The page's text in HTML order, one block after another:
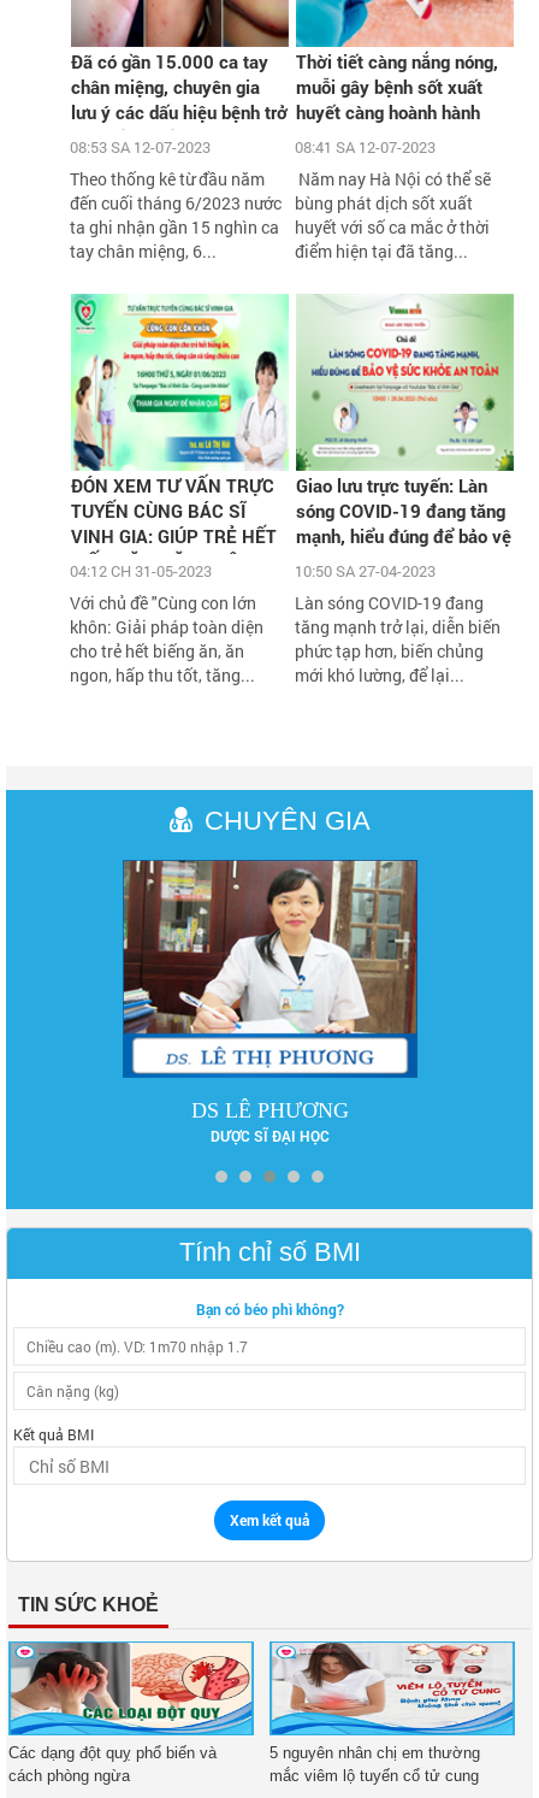
Đã có gần 15.000 ca tay
chân miệng, chuyên gia
lưu ý các dấu hiệu bệnh trở
nặng cần biết
08:53 SA 12-07-2023
Theo thống kê từ đầu năm
đến cuối tháng 6/2023 nước
ta ghi nhận gần 15 nghìn ca
tay chân miệng, 6...
Thời tiết càng nắng nóng,
muỗi gây bệnh sốt xuất
huyết càng hoành hành
08:41 SA 12-07-2023
Năm nay Hà Nội có thể sẽ
bùng phát dịch sốt xuất
huyết với số ca mắc ở thời
điểm hiện tại đã tăng...
ĐÓN XEM TƯ VẤN TRỰC
TUYẾN CÙNG BÁC SĨ
VINH GIA: GIÚP TRẺ HẾT
BIẾNG ĂN, TĂNG CÂN,
HÀNG NGÀN QUÀ TẶNG
H
04:12 CH 31-05-2023
Với chủ đề "Cùng con lớn
khôn: Giải pháp toàn diện
cho trẻ hết biếng ăn, ăn
ngon, hấp thu tốt, tăng...
Giao lưu trực tuyến: Làn
sóng COVID-19 đang tăng
mạnh, hiểu đúng để bảo vệ
sức khỏe an toàn
10:50 SA 27-04-2023
Làn sóng COVID-19 đang
tăng mạnh trở lại, diễn biến
phức tạp hơn, biến chủng
mới khó lường, để lại...
CHUYÊN GIA
DS LÊ PHƯƠNG
DƯỢC SĨ ĐẠI HỌC
Tính chỉ số BMI
Bạn có béo phì không?
Kết quả BMI
Xem kết quả
TIN SỨC KHOẺ
Các dạng đột quỵ phổ biến và
cách phòng ngừa
5 nguyên nhân chị em thường
mắc viêm lộ tuyến cổ tử cung